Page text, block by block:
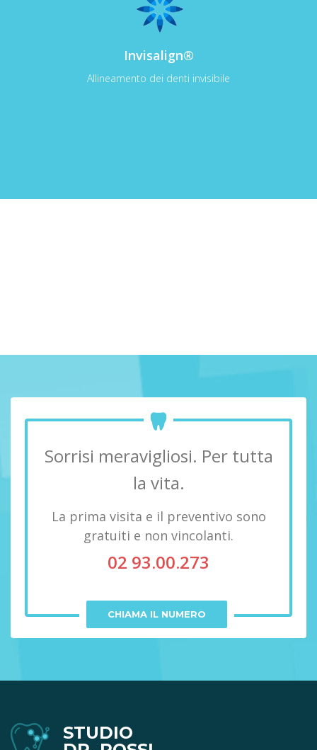
Invisalign®
Allineamento dei denti invisibile
Sorrisi meravigliosi. Per tutta
la vita.
La prima visita e il preventivo sono
gratuiti e non vincolanti.
02 93.00.273
CHIAMA IL NUMERO
STUDIO